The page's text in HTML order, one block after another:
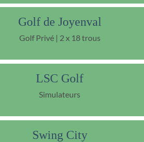
Golf de Joyenval
Golf Privé | 2 x 18 trous
LSC Golf
Simulateurs
Swing City